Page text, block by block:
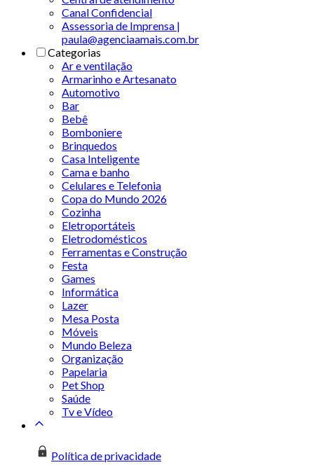
Canal Confidencial
Assessoria de Imprensa |
paula@agenciaamais.com.br
Categorias
Ar e ventilação
Armarinho e Artesanato
Automotivo
Bar
Bebê
Bomboniere
Brinquedos
Casa Inteligente
Cama e banho
Celulares e Telefonia
Copa do Mundo 2026
Cozinha
Eletroportáteis
Eletrodomésticos
Ferramentas e Construção
Festa
Games
Informática
Lazer
Mesa Posta
Móveis
Mundo Beleza
Organização
Papelaria
Pet Shop
Saúde
Tv e Vídeo
Política de privacidade